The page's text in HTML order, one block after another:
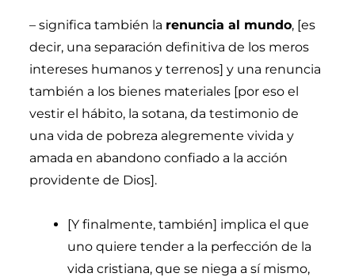
–significa también la renuncia al mundo, [es
decir, una separación definitiva de los meros
intereses humanos y terrenos] y una renuncia
también a los bienes materiales [por eso el
vestir el hábito, la sotana, da testimonio de
una vida de pobreza alegremente vivida y
amada en abandono confiado a la acción
providente de Dios].
[Y finalmente, también] implica el que
uno quiere tender a la perfección de la
vida cristiana, que se niega a sí mismo,